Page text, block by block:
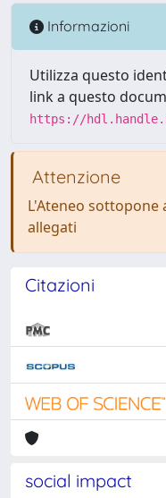
Informazioni
Utilizza questo
link a questo
https://
Attenzione
L'Ateneo sottopone
allegati
Citazioni
social impact